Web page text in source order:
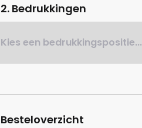
2. Bedrukkingen
Kies een bedrukkingspositie...
Besteloverzicht